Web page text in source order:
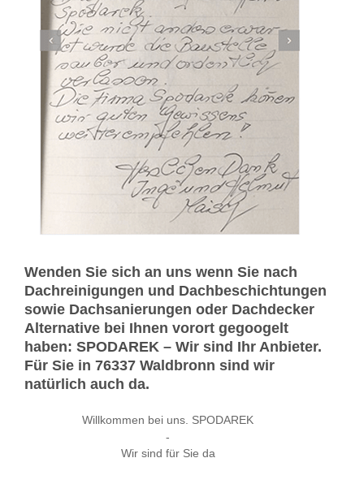
Wenden Sie sich an uns wenn Sie nach
Dachreinigungen und Dachbeschichtungen
sowie Dachsanierungen oder Dachdecker
Alternative bei Ihnen vorort gegoogelt
haben: SPODAREK – Wir sind Ihr Anbieter.
Für Sie in 76337 Waldbronn sind wir
natürlich auch da.
Willkommen bei uns. SPODAREK
-
Wir sind für Sie da